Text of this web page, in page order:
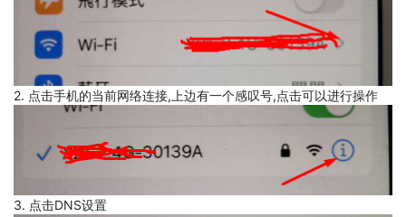
2. 点击手机的当前网络连接,上边有一个感叹号,点击可以进行操作
3. 点击DNS设置